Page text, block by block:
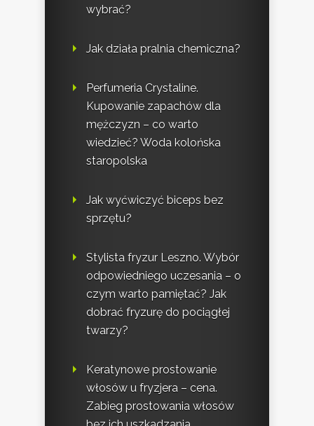
wybrać?
Jak działa pralnia chemiczna?
Perfumeria Crystaline.
Kupowanie zapachów dla
mężczyzn – co warto
wiedzieć? Woda kolońska
staropolska
Jak wyćwiczyć biceps bez
sprzętu?
Stylista fryzur Leszno. Wybór
odpowiedniego uczesania – o
czym warto pamiętać? Jak
dobrać fryzurę do pociągłej
twarzy?
Keratynowe prostowanie
włosów u fryzjera – cena.
Zabieg prostowania włosów